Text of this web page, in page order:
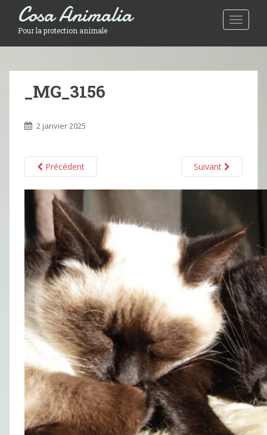
Toggle
Cosa Animalia
Pour la protection animale
_MG_3156
2 janvier 2025
Précédent Suivant